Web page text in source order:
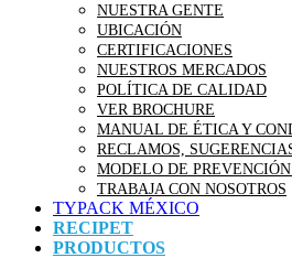
NUESTRA GENTE
UBICACIÓN
CERTIFICACIONES
NUESTROS MERCADOS
POLÍTICA DE CALIDAD
VER BROCHURE
MANUAL DE ÉTICA Y
RECLAMOS,
MODELO DE
TRABAJA CON NOSOTROS
TYPACK MÉXICO
RECIPET
PRODUCTOS